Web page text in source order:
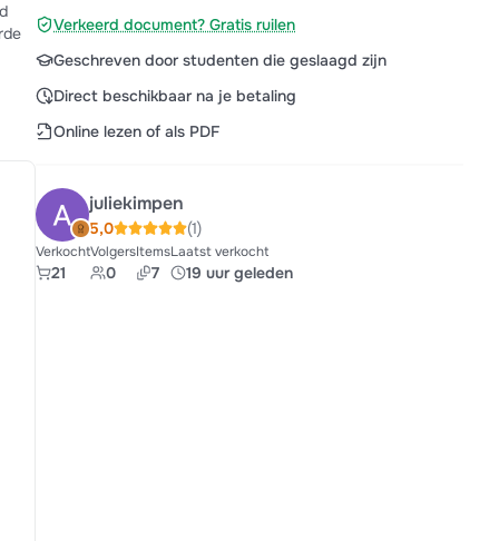
Verkeerd document? Gratis ruilen
Geschreven door studenten die geslaagd zijn
Direct beschikbaar na je betaling
Online lezen of als PDF
juliekimpen
5,0 (1)
Verkocht
21
Volgers
0
Items
7
Laatst verkocht
19 uur geleden